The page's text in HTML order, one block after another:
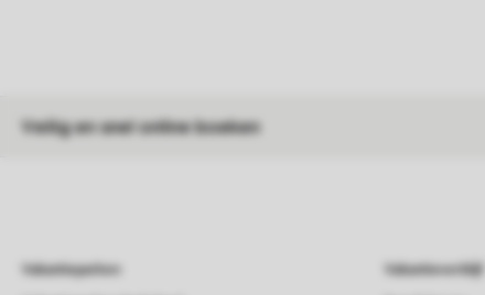
Veilig en snel online boeken
Vakantieparken Vakantieverblijf